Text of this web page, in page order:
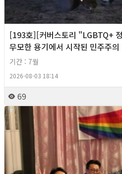
[193호][커버스토리 "LGBTQ+
무모한 용기에서 시작된 민주주의
기간 : 7월
2026-08-03 18:14
69